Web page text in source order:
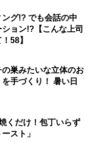
グ!? でも会話の中
ョン!?【こんな上司
！58】
の巣みたいな立体のお
手づくり！ 暑い日
くだけ！包丁いらず
スト」